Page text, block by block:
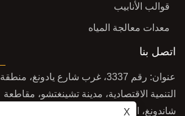
X
قوالب الأنابيب
معدات معالجة المياه
اتصل بنا
عنوان: رقم 3337، غرب شارع يادونغ، منطقة
التنمية الاقتصادية، مدينة تشينغتشو، مقاطعة
شاندونغ، الصين